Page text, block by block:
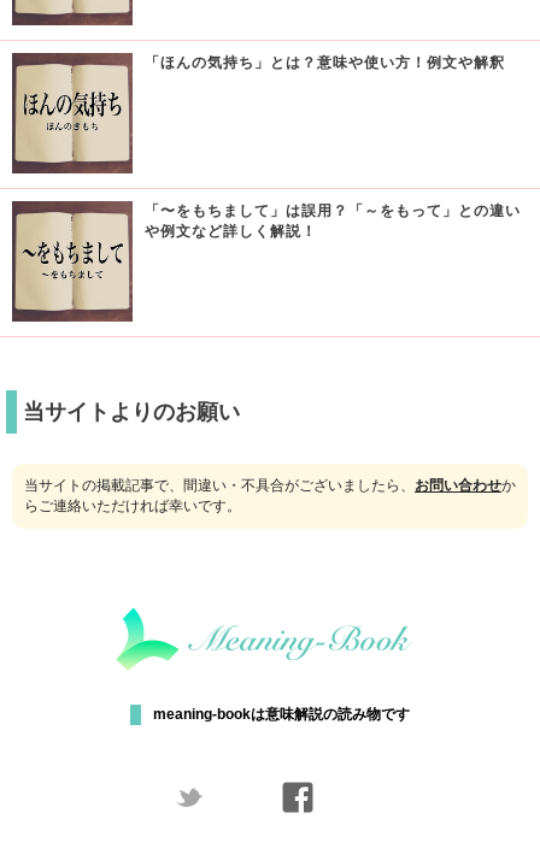
「ほんの気持ち」とは？意味や使い方！例文や解釈
「〜をもちまして」は誤用？「～をもって」との違い
や例文など詳しく解説！
当サイトよりのお願い
当サイトの掲載記事で、間違い・不具合がございましたら、 お問い合わせか
らご連絡いただければ幸いです。
meaning-bookは意味解説の読み物です